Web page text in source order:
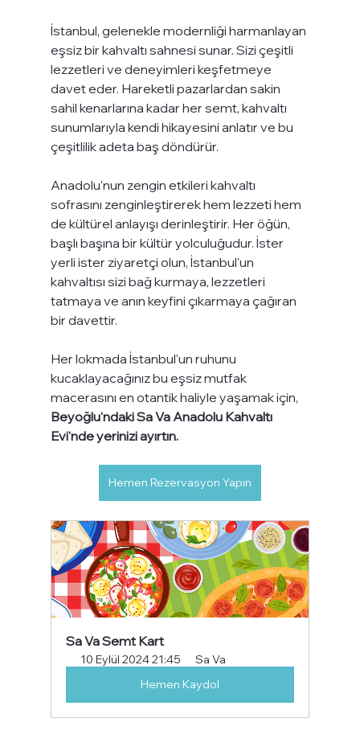
İstanbul, gelenekle modernliği harmanlayan
eşsiz bir kahvaltı sahnesi sunar. Sizi çeşitli
lezzetleri ve deneyimleri keşfetmeye
davet eder. Hareketli pazarlardan sakin
sahil kenarlarına kadar her semt, kahvaltı
sunumlarıyla kendi hikayesini anlatır ve bu
çeşitlilik adeta baş döndürür.
Anadolu'nun zengin etkileri kahvaltı
sofrasını zenginleştirerek hem lezzeti hem
de kültürel anlayışı derinleştirir. Her öğün,
başlı başına bir kültür yolculuğudur. İster
yerli ister ziyaretçi olun, İstanbul'un
kahvaltısı sizi bağ kurmaya, lezzetleri
tatmaya ve anın keyfini çıkarmaya çağıran
bir davettir.
Her lokmada İstanbul'un ruhunu
kucaklayacağınız bu eşsiz mutfak
macerasını en otantik haliyle yaşamak için,
Beyoğlu'ndaki Sa Va Anadolu Kahvaltı
Evi'nde yerinizi ayırtın.
Hemen Rezervasyon Yapın
Sa Va Semt Kart
10 Eylül 2024 21:45
Sa Va
Hemen Kaydol